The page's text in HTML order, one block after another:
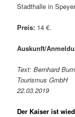
Stadthalle in
Preis: 14 €.
Auskunft/
Text: Bernhard
Tourismus GmbH
22.03.2019
Der Kaiser ist